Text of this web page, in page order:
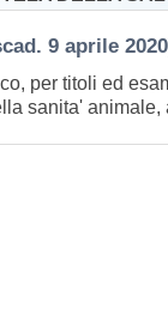
9 aprile
per titoli ed
sanita' animale,